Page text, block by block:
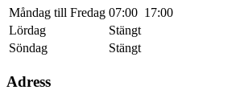
Måndag till Fredag 07:00 17:00
Lördag
Stängt
Söndag
Stängt
Adress